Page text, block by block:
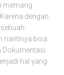
memang
dengan
nantinya bisa
Dokumentasi
hal yang